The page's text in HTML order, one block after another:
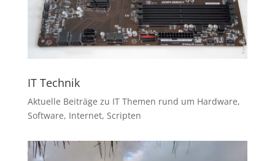
IT Technik
Aktuelle Beiträge zu IT Themen rund um Hardware,
Software, Internet, Scripten